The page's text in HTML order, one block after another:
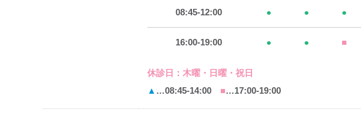
08:45-12:00 ● ● ●
16:00-19:00 ● ● ■
休診日：木曜・日曜・祝日
▲ …08:45-14:00 ■…17:00-19:00